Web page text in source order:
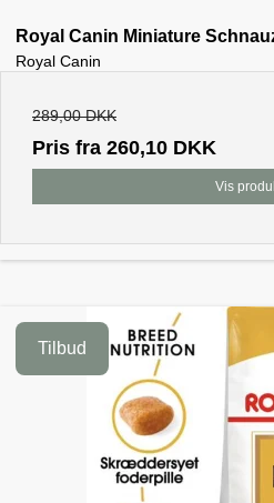
Royal Canin Miniature
Royal Canin
289,00 DKK
Pris fra 260,10 DKK
Vis
Tilbud